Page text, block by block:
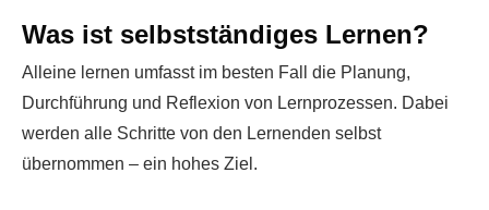
Was ist selbstständiges Lernen?
Alleine lernen umfasst im besten Fall die Planung,
Durchführung und Reflexion von Lernprozessen. Dabei
werden alle Schritte von den Lernenden selbst
übernommen – ein hohes Ziel.